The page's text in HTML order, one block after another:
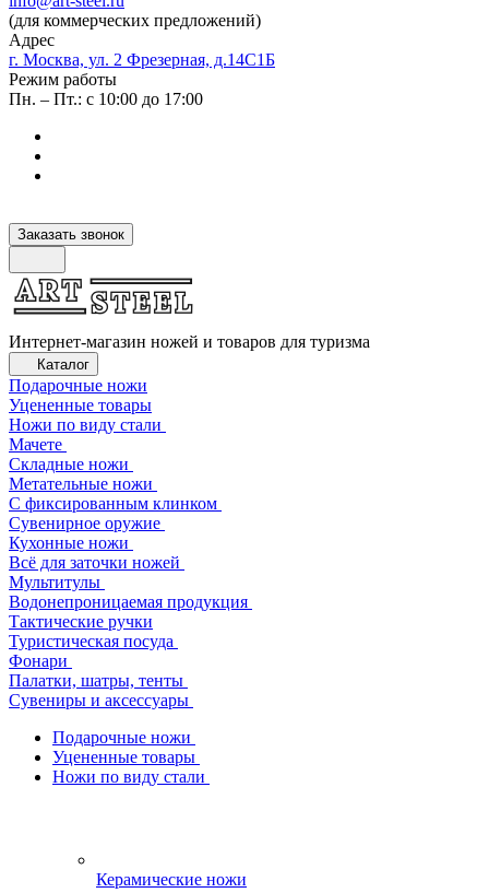
(для коммерческих предложений)
Адрес
г. Москва, ул. 2 Фрезерная, д.14С1Б
Режим работы
Пн. – Пт.: с 10:00 до 17:00
Заказать звонок
Интернет-магазин ножей и товаров для туризма
Каталог
Подарочные ножи
Уцененные товары
Ножи по виду стали
Мачете
Складные ножи
Метательные ножи
С фиксированным клинком
Сувенирное оружие
Кухонные ножи
Всё для заточки ножей
Мультитулы
Водонепроницаемая продукция
Тактические ручки
Туристическая посуда
Фонари
Палатки, шатры, тенты
Сувениры и аксессуары
Подарочные ножи
Уцененные товары
Ножи по виду стали
Керамические ножи